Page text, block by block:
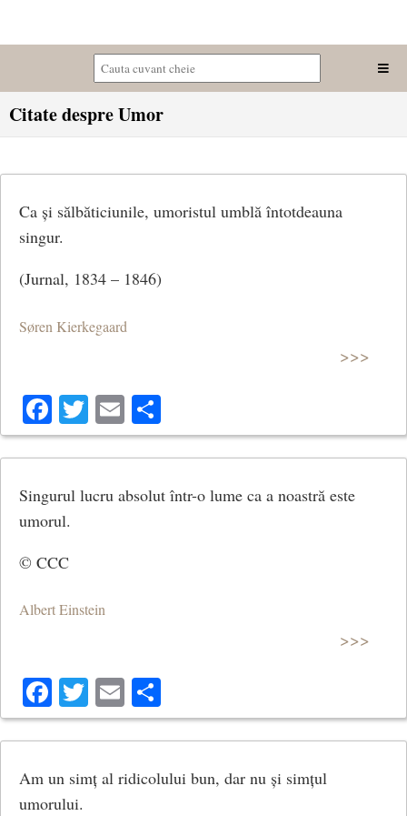
Citate despre Umor
Ca și sălbăticiunile, umoristul umblă întotdeauna
singur.
(Jurnal, 1834 – 1846)
Søren Kierkegaard
>>>
Facebook
Twitter
Email
Singurul lucru absolut într-o lume ca a noastră este
umorul.
© CCC
Albert Einstein
>>>
Facebook
Twitter
Email
Am un simț al ridicolului bun, dar nu și simțul
umorului.